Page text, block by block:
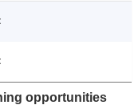
opportunities